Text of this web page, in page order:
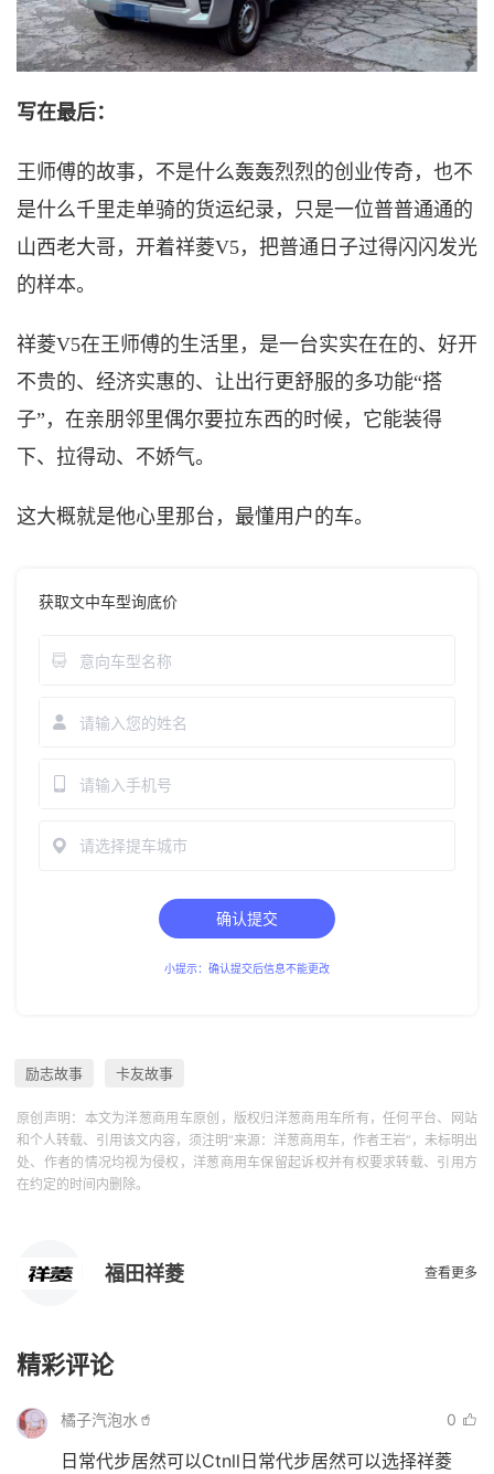
写在最后：
王师傅的故事，不是什么轰轰烈烈的创业传奇，也不
是什么千里走单骑的货运纪录，只是一位普普通通的
山西老大哥，开着祥菱V5，把普通日子过得闪闪发光
的样本。
祥菱V5在王师傅的生活里，是一台实实在在的、好开
不贵的、经济实惠的、让出行更舒服的多功能“搭
子”，在亲朋邻里偶尔要拉东西的时候，它能装得
下、拉得动、不娇气。
这大概就是他心里那台，最懂用户的车。
获取文中车型询底价
请选择提车城市
确认提交
小提示：确认提交后信息不能更改
励志故事 卡友故事
原创声明：本文为洋葱商用车原创，版权归洋葱商用车所有，任何平台、网站
和个人转载、引用该文内容，须注明“来源：洋葱商用车，作者王岩”，未标明出
处、作者的情况均视为侵权，洋葱商用车保留起诉权并有权要求转载、引用方
在约定的时间内删除。
福田祥菱 查看更多
精彩评论
橘子汽泡水🥤 0
日常代步居然可以Ctnll日常代步居然可以选择祥菱